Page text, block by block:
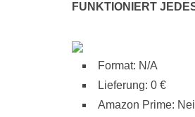
FUNKTIONIERT
Format: N/A
Lieferung: 0 €
Amazon Prime: